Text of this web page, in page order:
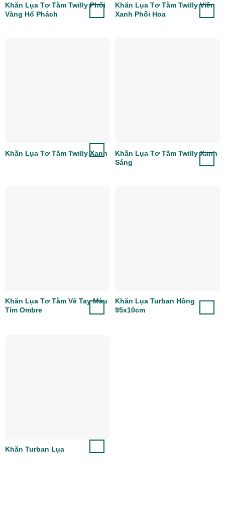
Khăn Lụa Tơ Tằm Twilly Phối
Vàng Hổ Phách
Khăn Lụa Tơ Tằm Twilly Viền
Xanh Phối Hoa
Khăn Lụa Tơ Tằm Twilly Xanh
Khăn Lụa Tơ Tằm Twilly Xanh
Sáng
Khăn Lụa Tơ Tằm Vẽ Tay Màu
Tím Ombre
Khăn Lụa Turban Hồng
95x10cm
Khăn Turban Lụa